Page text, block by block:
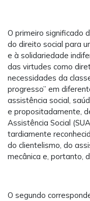
O primeiro significado
do direito social para
e à solidariedade
das virtudes como
necessidades da
progresso” em
assistência social,
e propositadamente,
Assistência Social
tardiamente
do clientelismo, do
mecânica e, portanto,
O segundo